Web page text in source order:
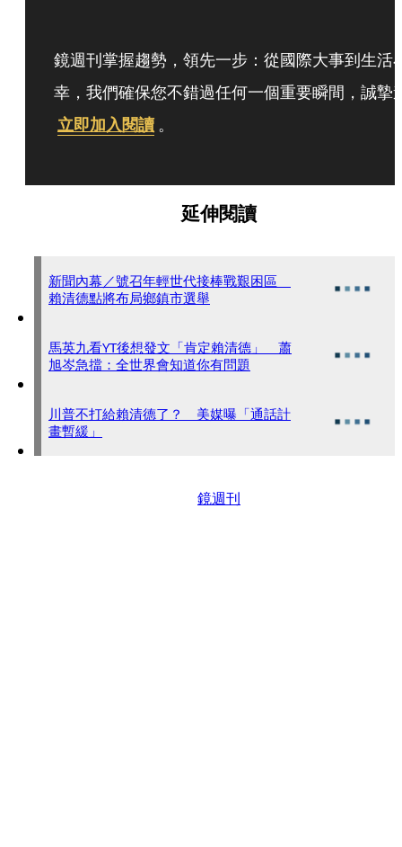
鏡週刊掌握趨勢，領先一步：從國際大事到生活
幸，我們確保您不錯過任何一個重要瞬間，誠摯
立即加入閱讀 。
延伸閱讀
新聞內幕／號召年輕世代接棒戰艱困區
賴清德點將布局鄉鎮市選舉
馬英九看YT後想發文「肯定賴清德」 蕭
旭岑急擋：全世界會知道你有問題
川普不打給賴清德了？ 美媒曝「通話計
畫暫緩」
鏡週刊